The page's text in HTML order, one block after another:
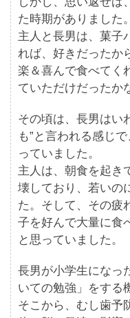
た時期がありました。
主人と長男は、菓子
れば、好きだったか
楽＆喜んで食べてく
ていただけだったか
その頃は、長男はい
も”と言われる感じ
っていました。
主人は、朝食を起き
壊しており、若いの
た。そして、その疲
子を好んで大量に食
と思っていました。
長男が小学生になっ
いての勉強」をする
そこから、むし歯予